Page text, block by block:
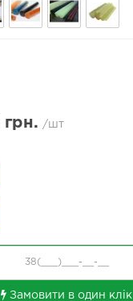
грн. /шт
Замовити в один клік